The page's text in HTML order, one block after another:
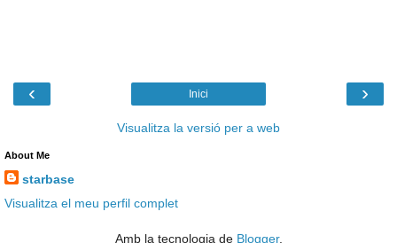
‹ ›
Inici
Visualitza la versió per a web
About Me
starbase
Visualitza el meu perfil complet
Amb la tecnologia de Blogger.